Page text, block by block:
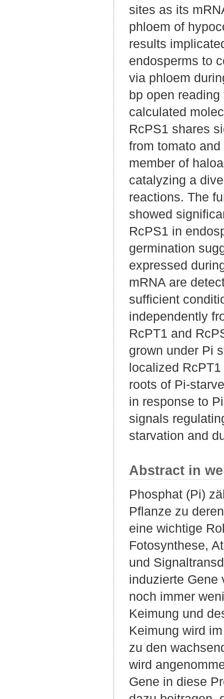
sites as its
phloem of
results
endosperms to
via phloem
bp open
calculated
RcPS1 shares
from tomato
member of
catalyzing a
reactions. The
showed
RcPS1 in
germination
expressed
mRNA are
sufficient
independently
RcPT1 and
grown under Pi
localized
roots of Pi-
in response to
signals
starvation and
Abstract in
Phosphat (Pi)
Pflanze zu
eine wichtige
Fotosynthese,
und
induzierte Gene
noch immer
Keimung und
Keimung wird
zu den
wird
Gene in diese